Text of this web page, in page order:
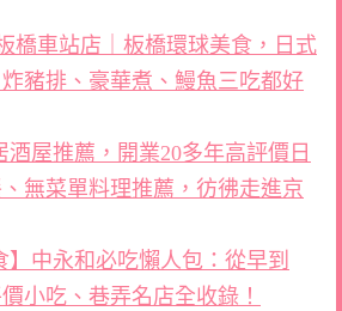
橋車站店｜板橋環球美食，日式
豬排、豪華煮、鰻魚三吃都好
屋推薦，開業20多年高評價日
無菜單料理推薦，彷彿走進京
】中永和必吃懶人包：從早到
小吃、巷弄名店全收錄！